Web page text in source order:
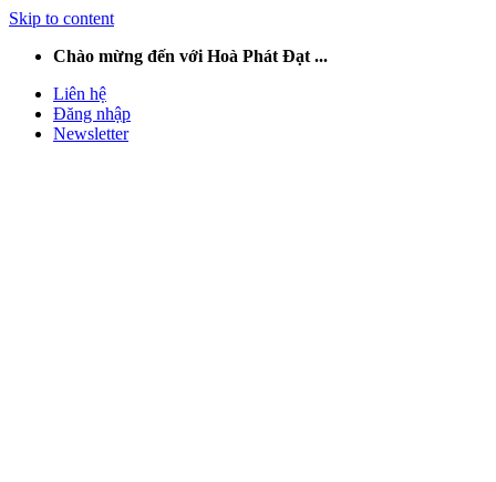
Skip to content
Chào mừng đến với Hoà Phát Đạt ...
Liên hệ
Đăng nhập
Newsletter